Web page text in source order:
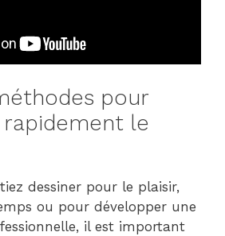
pour
le
dessiner pour le plaisir,
ou pour développer une
il est important